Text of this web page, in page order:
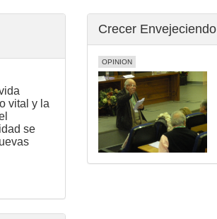
vital y la
se
Crecer Envejeciendo
OPINION